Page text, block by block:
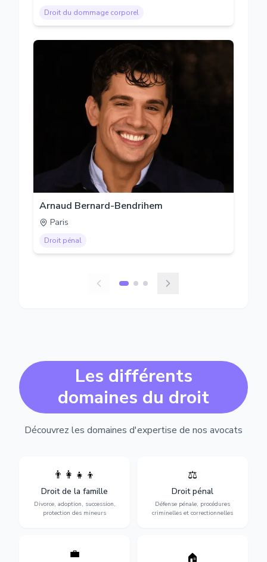
Droit du dommage corporel
Arnaud Bernard-Bendrihem
Paris
Droit pénal
Les différents
domaines du droit
Découvrez les domaines d'expertise de nos avocats
👨‍👩‍👧‍👦
Droit de la famille
Divorce, adoption, succession,
protection des mineurs
Divorce, garde d'enfants,
adoption, succession et
protection des personnes
vulnérables.
⚖️
Droit pénal
Défense pénale, procédures
criminelles et correctionnelles
Expertise en matière pénale,
vue jusqu'au procès, pour
toute affaire correctionnelle
ou criminelle.
💼
Protection de vos droits au
🏠
Sécurisation de vos projets